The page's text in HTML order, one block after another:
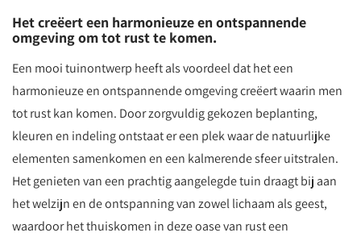
Het creëert een harmonieuze en ontspannende
omgeving om tot rust te komen.
Een mooi tuinontwerp heeft als voordeel dat het een
harmonieuze en ontspannende omgeving creëert waarin men
tot rust kan komen. Door zorgvuldig gekozen beplanting,
kleuren en indeling ontstaat er een plek waar de natuurlijke
elementen samenkomen en een kalmerende sfeer uitstralen.
Het genieten van een prachtig aangelegde tuin draagt bij aan
het welzijn en de ontspanning van zowel lichaam als geest,
waardoor het thuiskomen in deze oase van rust een